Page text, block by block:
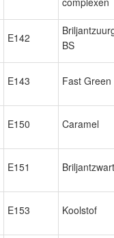
E142
BS
E143 Fast
E150 Caramel
E151
E153 Koolstof